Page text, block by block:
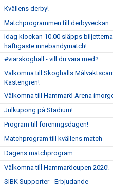
Kvällens derby!
Matchprogrammen till derbyveckan
Idag klockan 10.00 släpps
häftigaste innebandymatch!
#viärskoghall - vill du vara med?
Välkomna till Skoghalls
Kastengren!
Välkomna till Hammarö Arena
Julkupong på Stadium!
Program till föreningsdagen!
Matchprogram till kvällens match
Dagens matchprogram
Välkomna till Hammaröcupen 2020!
SIBK Supporter - Erbjudande